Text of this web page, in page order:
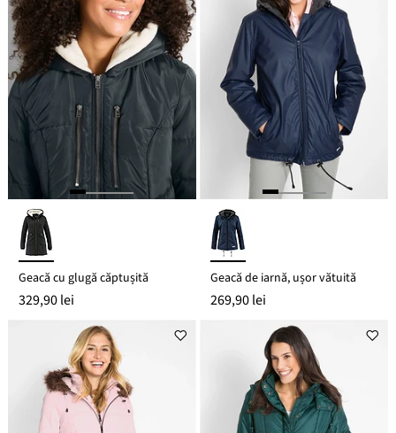
Geacă cu glugă căptușită
329,90 lei
Geacă de iarnă, ușor vătuită
269,90 lei